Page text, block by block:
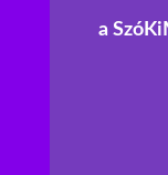
a